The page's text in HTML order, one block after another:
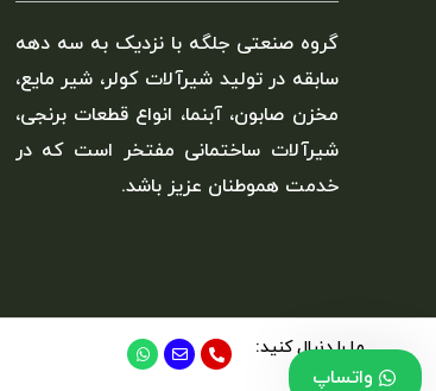
گروه صنعتی جلگه با نزدیک به سه دهه
سابقه در تولید شیرآلات کولر، شیر مایع،
مخزن صابون، آبنما، انواع قطعات برنجی،
شیرآلات ساختمانی مفتخر است که در
خدمت هموطنان عزیز باشد.
ما را دنبال کنید:
واتساپ